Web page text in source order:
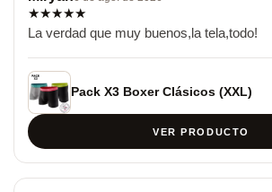
★★★★★
La verdad que muy buenos,la tela,todo!
Pack X3 Boxer Clásicos (XXL)
VER PRODUCTO